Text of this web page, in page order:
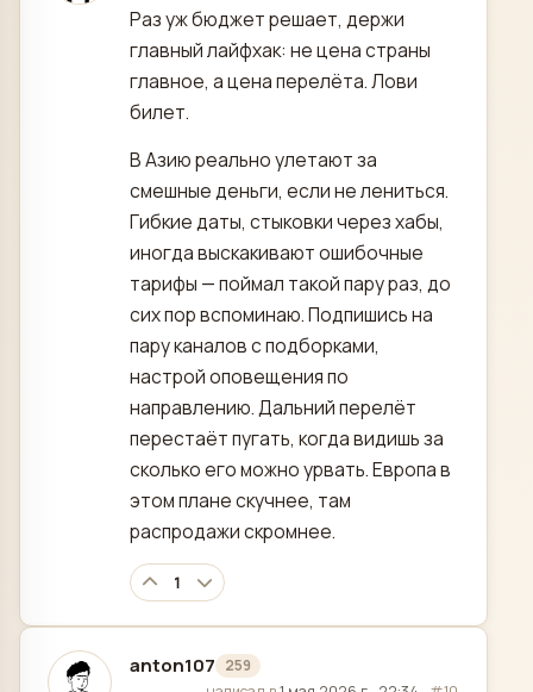
Раз уж бюджет решает, держи
главный лайфхак: не цена страны
главное, а цена перелёта. Лови
билет.
В Азию реально улетают за
смешные деньги, если не лениться.
Гибкие даты, стыковки через хабы,
иногда выскакивают ошибочные
тарифы — поймал такой пару раз, до
сих пор вспоминаю. Подпишись на
пару каналов с подборками,
настрой оповещения по
направлению. Дальний перелёт
перестаёт пугать, когда видишь за
сколько его можно урвать. Европа в
этом плане скучнее, там
распродажи скромнее.
1
anton107 259